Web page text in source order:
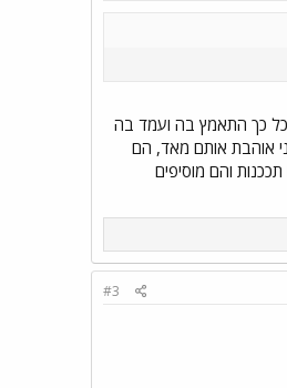
כל כך התאמץ בה ועמד בה
אוהבת אותם מאד, הם
והם מוסיפים
#3